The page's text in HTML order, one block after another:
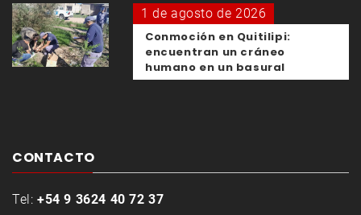
1 de agosto de 2026
Conmoción en Quitilipi:
encuentran un cráneo
humano en un basural
CONTACTO
Tel: +54 9 3624 40 72 37